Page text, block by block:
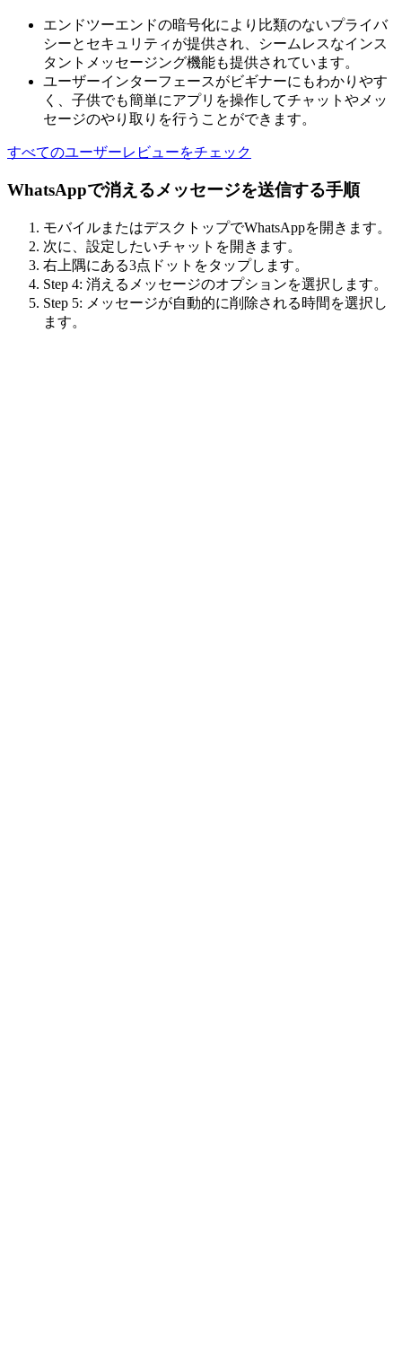
エンドツーエンドの暗号化により比類のないプライバ
シーとセキュリティが提供され、シームレスなインス
タントメッセージング機能も提供されています。
ユーザーインターフェースがビギナーにもわかりやす
く、子供でも簡単にアプリを操作してチャットやメッ
セージのやり取りを行うことができます。
すべてのユーザーレビューをチェック
WhatsAppで消えるメッセージを送信する手順
モバイルまたはデスクトップでWhatsAppを開きます。
次に、設定したいチャットを開きます。
右上隅にある3点ドットをタップします。
Step 4: 消えるメッセージのオプションを選択します。
Step 5: メッセージが自動的に削除される時間を選択し
ます。